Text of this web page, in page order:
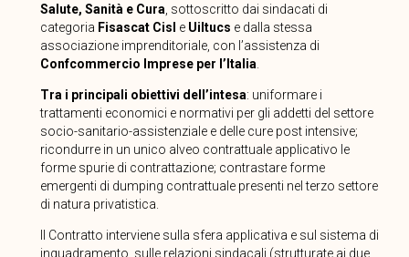
Salute, Sanità e Cura , sottoscritto dai sindacati di
categoria Fisascat Cisl e Uiltucs e dalla stessa
associazione imprenditoriale, con l’assistenza di
Confcommercio Imprese per l’Italia
Tra i principali obiettivi dell’intesa: uniformare i
trattamenti economici e normativi per gli addetti del settore
socio-sanitario-assistenziale e delle cure post intensive;
ricondurre in un unico alveo contrattuale applicativo le
forme spurie di contrattazione; contrastare forme
emergenti di dumping contrattuale presenti nel terzo settore
di natura privatistica.
Il Contratto interviene sulla sfera applicativa e sul sistema di
inquadramento, sulle relazioni sindacali (strutturate ai due